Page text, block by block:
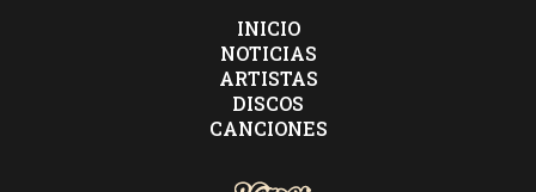
INICIO
NOTICIAS
ARTISTAS
DISCOS
CANCIONES